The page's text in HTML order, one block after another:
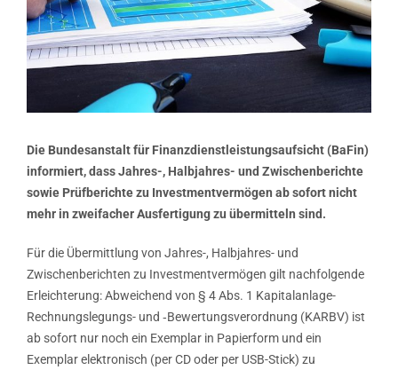
Die Bundesanstalt für Finanzdienstleistungsaufsicht (BaFin)
informiert, dass Jahres-, Halbjahres- und Zwischenberichte
sowie Prüfberichte zu Investmentvermögen ab sofort nicht
mehr in zweifacher Ausfertigung zu übermitteln sind.
Für die Übermittlung von Jahres-, Halbjahres- und
Zwischenberichten zu Investmentvermögen gilt nachfolgende
Erleichterung: Abweichend von § 4 Abs. 1 Kapitalanlage-
Rechnungslegungs- und ‑Bewertungsverordnung (KARBV) ist
ab sofort nur noch ein Exemplar in Papierform und ein
Exemplar elektronisch (per CD oder per USB-Stick) zu